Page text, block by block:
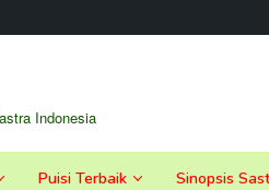
Indonesia
Puisi Terbaik Sinopsis